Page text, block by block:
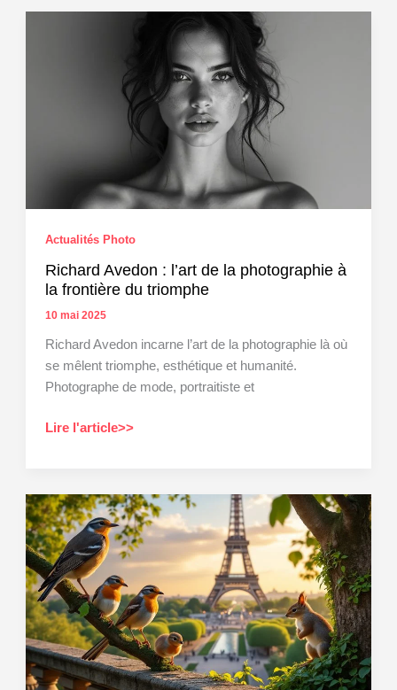
de
Actualités Photo
Richard Avedon : l’art de la photographie à
la frontière du triomphe
10 mai 2025
Richard Avedon incarne l’art de la photographie là où
se mêlent triomphe, esthétique et humanité.
Photographe de mode, portraitiste et
Richard
l’art
de
la
photographie
à
la
frontière
du
triomphe
Lire l'article>>